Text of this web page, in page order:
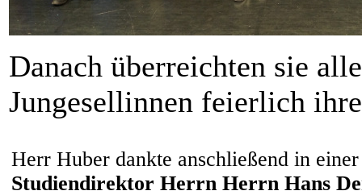
Danach überreichten sie
Jungesellinnen feierlich
Herr Huber dankte anschließend in
Studiendirektor Herrn Herrn Hans